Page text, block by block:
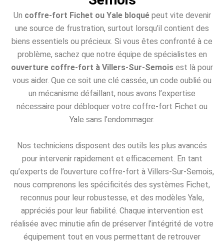
Un coffre-fort Fichet ou Yale bloquépeut vite devenir
une source de frustration, surtout lorsqu’il contient des
biens essentiels ou précieux. Si vous êtes confronté à ce
problème, sachez que notre équipe de spécialistes en
ouverture coffre-fort à Villers-Sur-Semois est là pour
vous aider. Que ce soit une clé cassée, un code oublié ou
un mécanisme défaillant, nous avons l’expertise
nécessaire pour débloquer votre coffre-fort Fichet ou
Yale sans l’endommager.
Nos techniciens disposent des outils les plus avancés
pour intervenir rapidement et efficacement. En tant
qu’experts de l’ouverture coffre-fort à Villers-Sur-Semois,
nous comprenons les spécificités des systèmes Fichet,
reconnus pour leur robustesse, et des modèles Yale,
appréciés pour leur fiabilité. Chaque intervention est
réalisée avec minutie afin de préserver l’intégrité de votre
équipement tout en vous permettant de retrouver